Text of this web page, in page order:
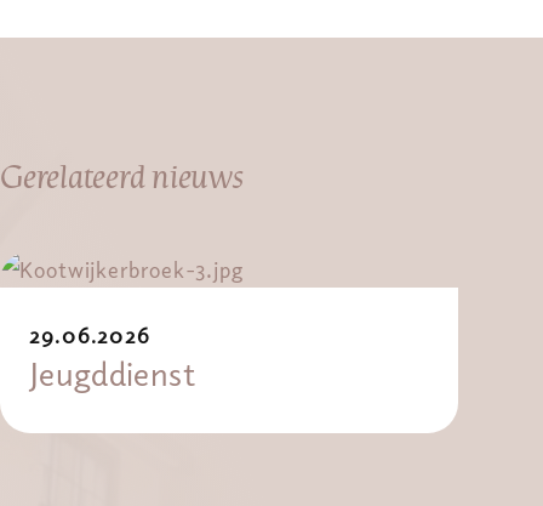
Gerelateerd nieuws
29.06.2026
Jeugddienst